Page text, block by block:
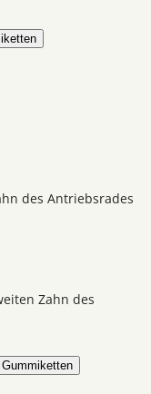
des Antriebsrades
Zahn des